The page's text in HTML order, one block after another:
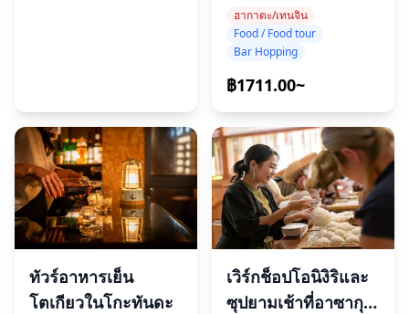
ซากายะ!
ฮากาตะ/เทนจิน
Food / Food tour
Bar Hopping
฿1711.00~
ทัวร์อาหารเย็น
โตเกียวในโกะทันดะ
เวิร์กช็อปโอนิงิริและ
ซุปยามเช้าที่อาซากุ